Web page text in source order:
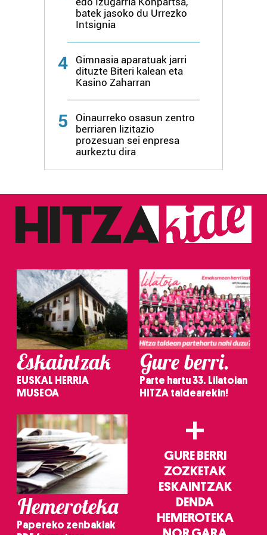
erabiltzen dituen hauta dezakezu.
bazkideen zerrenda, beren ustez zein helburutarako
duten interes legitimoa eta horren aurka nola egin
Lortu zure datu pertsonalak prozesatzeko moduari
buruzko informazio gehiago eta ezarri zure lehentasunak
datuen atalean. Edozein unetan alda edo ken dezakezu
Webgune honek cookie propioak eta hirugarrenen cookie-
fitxategiak erabiltzen ditu. Zure esperientzia eta
zerbitzuak hobetzeko asmoz, cookie teknologiaz
baliatzen gara. Ohar hau onartuz gero, teknologia hori
batek jasoko du Urrezko
Intsignia
4
Gimnasia aparatuak jarri
dituzte Biteri kalean eta
Kasino Zaharran
5
Oinaurreko osasun zentro
berriaren lizitazio
prozesuan sei enpresa
aurkeztu dira
Eskaintzak
EUSKAL HERRIA
MUSEOA
Gure berri.
Parte hartu 33. Lilatoian
HITZA taldearekin!
Hemeroteka
Papereko zenbakiak
+
GURE BERRI
ZOZKETAK
ESKAINTZAK
DENDA
HEMEROTEKA